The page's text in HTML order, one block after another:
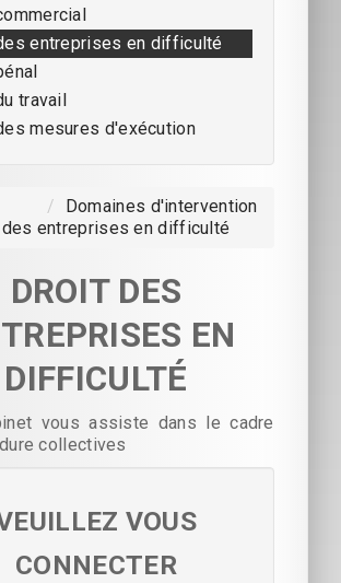
& Contact
entreprises en difficulté
travail
mesures d'exécution
/
Domaines d'intervention
des entreprises en difficulté
DROIT DES
EN
DIFFICULTÉ
vous assiste dans le cadre
collectives
VOUS
CONNECTER